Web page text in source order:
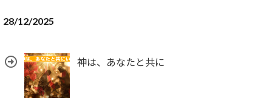
28/12/2025
神は、あなたと共に